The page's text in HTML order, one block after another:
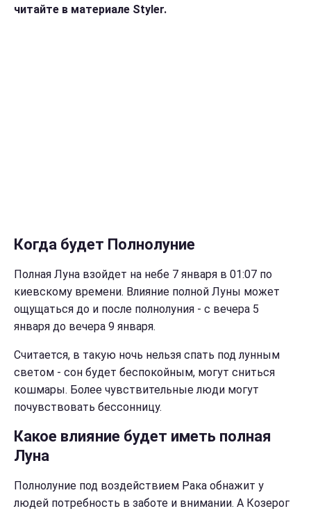
читайте в материале Styler.
Когда будет Полнолуние
Полная Луна взойдет на небе 7 января в 01:07 по
киевскому времени. Влияние полной Луны может
ощущаться до и после полнолуния - с вечера 5
января до вечера 9 января.
Считается, в такую ночь нельзя спать под лунным
светом - сон будет беспокойным, могут сниться
кошмары. Более чувствительные люди могут
почувствовать бессонницу.
Какое влияние будет иметь полная
Луна
Полнолуние под воздействием Рака обнажит у
людей потребность в заботе и внимании. А Козерог